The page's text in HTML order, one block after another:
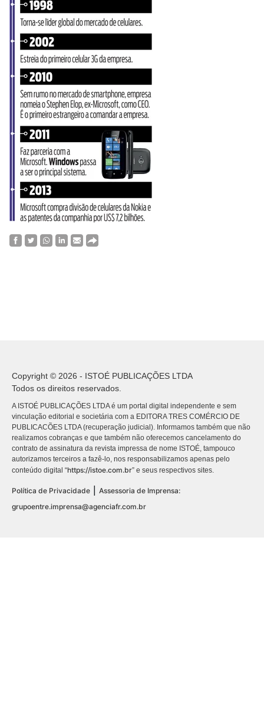
Copyright © 2026 - ISTOÉ PUBLICAÇÕES LTDA
Todos os direitos reservados.
A ISTOÉ PUBLICAÇÕES LTDA é um portal digital independente e sem
vinculação editorial e societária com a EDITORA TRES COMÉRCIO DE
PUBLICACÕES LTDA (recuperação judicial). Informamos também que não
realizamos cobranças e que também não oferecemos cancelamento do
contrato de assinatura da revista impressa de nome ISTOÉ, tampouco
autorizamos terceiros a fazê-lo, nos responsabilizamos apenas pelo
conteúdo digital “https://istoe.com.br” e seus respectivos sites.
Política de Privacidade | Assessoria de Imprensa:
grupoentre.imprensa@agenciafr.com.br